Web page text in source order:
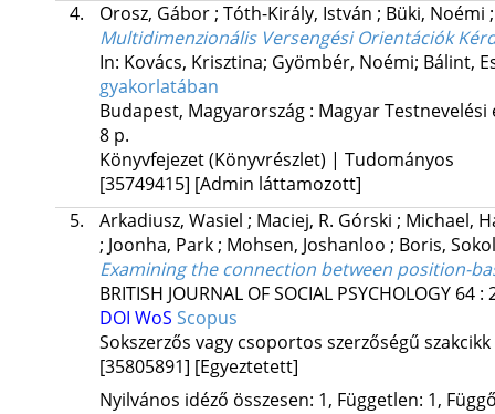
4.
Orosz, Gábor; Tóth-Király, István ; Büki, Noémi
Multidimenzionális Versengési Orientációk
In: Kovács, Krisztina; Gyömbér, Noémi; Bálint,
gyakorlatában
Budapest, Magyarország : Magyar
8 p.
Könyvfejezet (Könyvrészlet) | Tudományos
[35749415] [Admin láttamozott]
5.
Arkadiusz, Wasiel ; Maciej, R. Górski ; Michael,
; Joonha, Park; Mohsen, Joshanloo ; Boris,
Examining the connection between position-
BRITISH JOURNAL OF SOCIAL PSYCHOLOGY 64:
DOI WoS Scopus
Sokszerzős vagy csoportos szerzőségű
[35805891] [Egyeztetett]
Nyilvános idéző összesen: 1, Független: 1,